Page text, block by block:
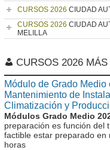
CURSOS 2026 CIUDAD
CURSOS 2026 CIUDAD
MELILLA
CURSOS 2026
Módulo de Grado Medio
Mantenimiento de
Climatización y
Módulos Grado Medio
preparación es función del
factible estar preparado en
horas